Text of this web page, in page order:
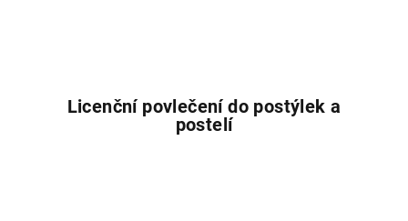
Licenční povlečení do postýlek a
postelí